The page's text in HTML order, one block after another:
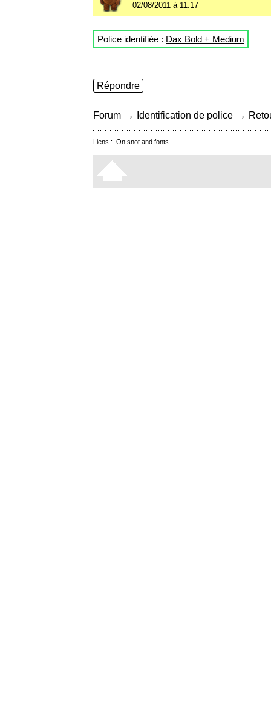
02/08/2011 à 11:17
Police identifiée : Dax Bold + Medium
Répondre
Forum → Identification de police →
Liens : On snot and fonts